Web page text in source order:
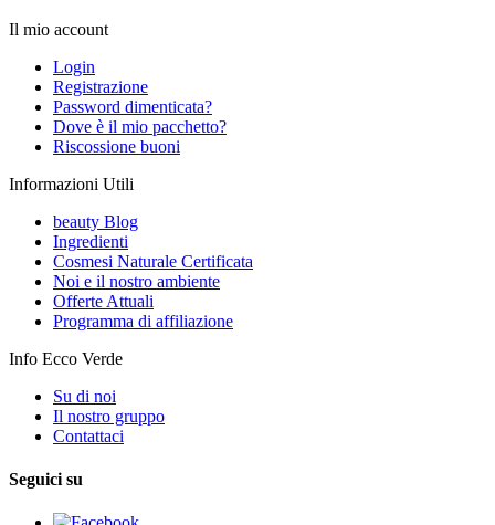
Il mio account
Login
Registrazione
Password dimenticata?
Dove è il mio pacchetto?
Riscossione buoni
Informazioni Utili
beauty Blog
Ingredienti
Cosmesi Naturale Certificata
Noi e il nostro ambiente
Offerte Attuali
Programma di affiliazione
Info Ecco Verde
Su di noi
Il nostro gruppo
Contattaci
Seguici su